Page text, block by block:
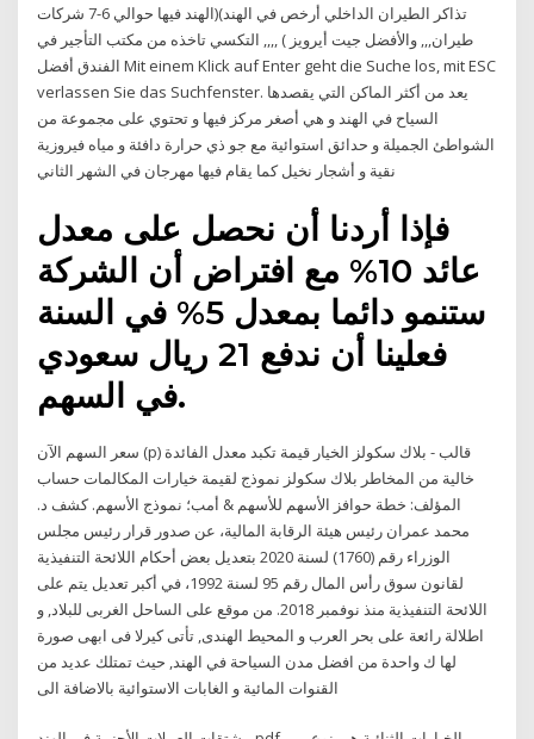
تذاكر الطيران الداخلي أرخص في الهند)(الهند فيها حوالي 6-7 شركات
طيران,,, والأفضل جيت أيرويز ) ,,,, التكسي تاخذه من مكتب التأجير في
الفندق أفضل Mit einem Klick auf Enter geht die Suche los, mit ESC
verlassen Sie das Suchfenster. يعد من أكثر الماكن التي يقصدها
السياح في الهند و هي أصغر مركز فيها و تحتوي على مجموعة من
الشواطئ الجميلة و حدائق استوائية مع جو ذي حرارة دافئة و مياه فيروزية
نقية و أشجار نخيل كما يقام فيها مهرجان في الشهر الثاني
فإذا أردنا أن نحصل على معدل
عائد 10% مع افتراض أن الشركة
ستنمو دائما بمعدل 5% في السنة
فعلينا أن ندفع 21 ريال سعودي
في السهم.
سعر السهم الآن (p) قالب - بلاك سكولز الخيار قيمة تكبد معدل الفائدة
خالية من المخاطر بلاك سكولز نموذج لقيمة خيارات المكالمات حساب
المؤلف: خطة حوافز الأسهم للأسهم & أمب؛ نموذج الأسهم. كشف د.
محمد عمران رئيس هيئة الرقابة المالية، عن صدور قرار رئيس مجلس
الوزراء رقم (1760) لسنة 2020 بتعديل بعض أحكام اللائحة التنفيذية
لقانون سوق رأس المال رقم 95 لسنة 1992، في أكبر تعديل يتم على
اللائحة التنفيذية منذ نوفمبر 2018. من موقع على الساحل الغربى للبلاد, و
اطلالة رائعة على بحر العرب و المحيط الهندى, تأتى كيرلا فى ابهى صورة
لها ك واحدة من افضل مدن السياحة في الهند, حيث تمتلك عديد من
القنوات المائية و الغابات الاستوائية بالاضافة الى